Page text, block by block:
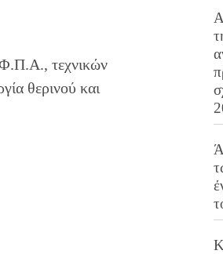
τεχνικών
θερινού και